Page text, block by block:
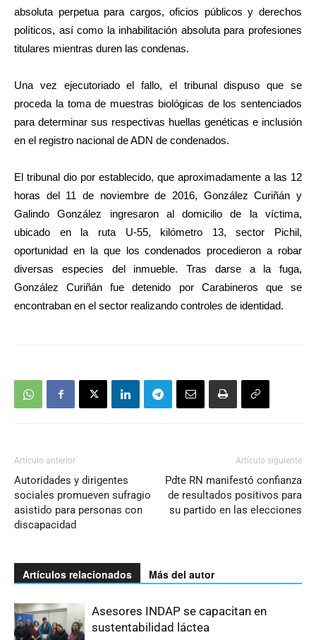
absoluta perpetua para cargos, oficios públicos y derechos
políticos, así como la inhabilitación absoluta para profesiones
titulares mientras duren las condenas.
Una vez ejecutoriado el fallo, el tribunal dispuso que se
proceda la toma de muestras biológicas de los sentenciados
para determinar sus respectivas huellas genéticas e inclusión
en el registro nacional de ADN de condenados.
El tribunal dio por establecido, que aproximadamente a las 12
horas del 11 de noviembre de 2016, González Curiñán y
Galindo González ingresaron al domicilio de la víctima,
ubicado en la ruta U-55, kilómetro 13, sector Pichil,
oportunidad en la que los condenados procedieron a robar
diversas especies del inmueble. Tras darse a la fuga,
González Curiñán fue detenido por Carabineros que se
encontraban en el sector realizando controles de identidad.
Artículo anterior
Autoridades y dirigentes
sociales promueven sufragio
asistido para personas con
discapacidad
Artículo siguiente
Pdte RN manifestó confianza
de resultados positivos para
su partido en las elecciones
Artículos relacionados Más del autor
Asesores INDAP se capacitan en
sustentabilidad láctea